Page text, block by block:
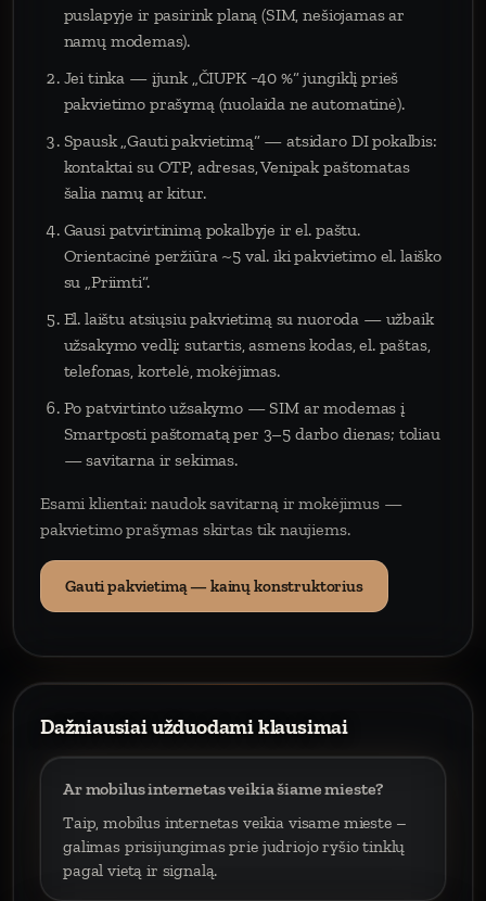
puslapyje ir pasirink planą (SIM, nešiojamas ar
namų modemas).
Jei tinka — įjunk „ČIUPK −40 %“ jungiklį prieš
pakvietimo prašymą (nuolaida ne automatinė).
Spausk „Gauti pakvietimą“ — atsidaro DI pokalbis:
kontaktai su OTP, adresas, Venipak paštomatas
šalia namų ar kitur.
Gausi patvirtinimą pokalbyje ir el. paštu.
Orientacinė peržiūra ~5 val. iki pakvietimo el. laiško
su „Priimti“.
El. laištu atsiųsiu pakvietimą su nuoroda — užbaik
užsakymo vedlį: sutartis, asmens kodas, el. paštas,
telefonas, kortelė, mokėjimas.
Po patvirtinto užsakymo — SIM ar modemas į
Smartposti paštomatą per 3–5 darbo dienas; toliau
— savitarna ir sekimas.
Esami klientai: naudok savitarną ir mokėjimus —
pakvietimo prašymas skirtas tik naujiems.
Gauti pakvietimą — kainų konstruktorius
Dažniausiai užduodami klausimai
Ar mobilus internetas veikia šiame mieste?
Taip, mobilus internetas veikia visame mieste –
galimas prisijungimas prie judriojo ryšio tinklų
pagal vietą ir signalą.